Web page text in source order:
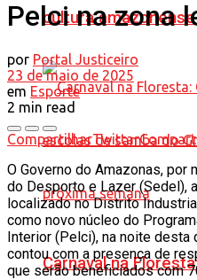
cultura amazonense
Carnaval na
Pelci na zona
por Portal Justiceiro
23 de maio de 2025
em Esporte
2 min read
CompartilharTwittar
O Governo do Amazonas, por
do Desporto e Lazer (Sedel),
localizado no Distrito
como novo núcleo do
Interior (Pelci), na noite
contou com a presença de
que serão beneficiados com